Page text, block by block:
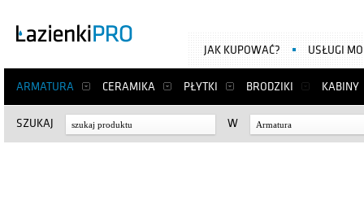
ARMATURA CERAMIKA PŁYTKI BRODZIKI KABINY
JAK KUPOWAĆ? USŁUGI
SZUKAJ W Armatura